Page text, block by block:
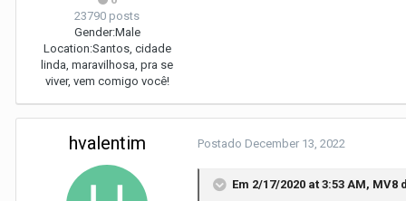
23790 posts
Gender:Male
Location:Santos, cidade
linda, maravilhosa, pra se
viver, vem comigo você!
hvalentim Postado December 13, 2022
Em 2/17/2020 at 3:53 AM, MV8